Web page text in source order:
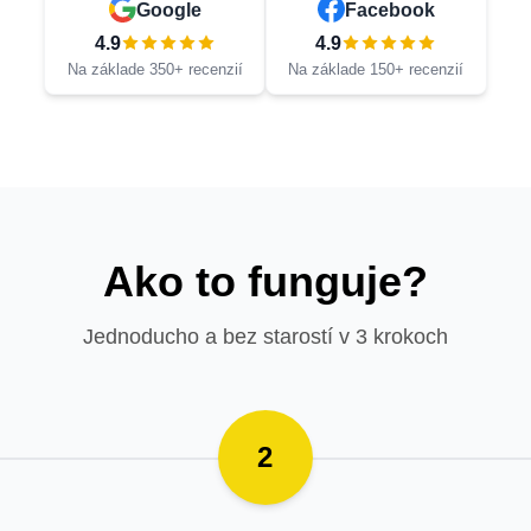
Google
4.9
Na základe 350+ recenzií
Facebook
4.9
Na základe 150+ recenzií
Ako to funguje?
Jednoducho a bez starostí v 3 krokoch
2